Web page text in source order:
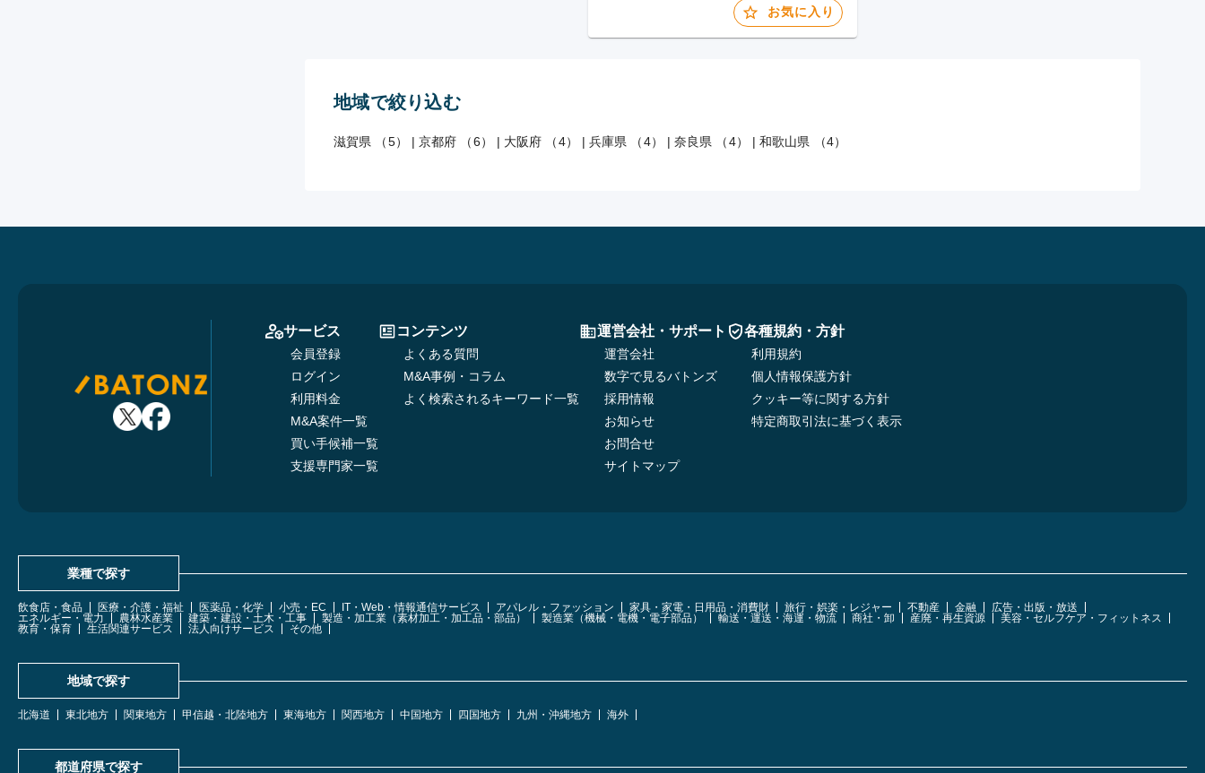
お気に入り
地域で絞り込む
滋賀県 （5） |京都府 （6） | 大阪府 （4） |兵庫県 （4） |奈良県 （4） |和歌山県 （4）
サービス
会員登録
ログイン
利用料金
M&A案件一覧
買い手候補一覧
支援専門家一覧
コンテンツ
よくある質問
M&A事例・コラム
よく検索されるキーワード一覧
運営会社・サポート
運営会社
数字で見るバトンズ
採用情報
お知らせ
お問合せ
サイトマップ
各種規約・方針
利用規約
個人情報保護方針
クッキー等に関する方針
特定商取引法に基づく表示
業種で探す
飲食店・食品 医療・介護・福祉 医薬品・化学 小売・EC IT・Web・情報通信サービス アパレル・ファッション 家具・家電・日用品・消費財 旅行・娯楽・レジャー 不動産 金融
広告・出版・放送
エネルギー・電力
農林水産業 建築・建設・土木・工事 製造・加工業（素材加工・加工品・部品） 製造業（機械・電機・電子部品） 輸送・運送・海運・物流 商社・卸 産廃・再生資源
美容・セルフケア・フィットネス
教育・保育
生活関連サービス 法人向けサービス その他
地域で探す
北海道 東北地方 関東地方 甲信越・北陸地方 東海地方 関西地方 中国地方 四国地方 九州・沖縄地方 海外
都道府県で探す